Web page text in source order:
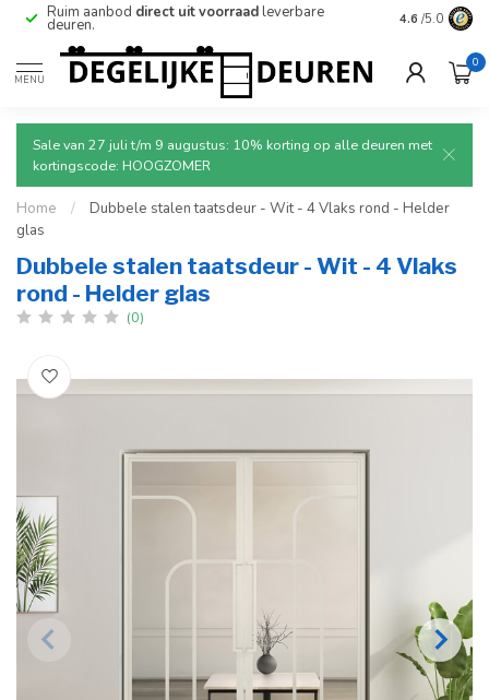
Ruim aanbod direct uit voorraadleverbare
deuren. Betrouwbare
4.6 /5.0
MENU
0
Sale van 27 juli t/m 9 augustus: 10% korting op alle deuren met
kortingscode: HOOGZOMER
Home /
Dubbele stalen taatsdeur - Wit - 4 Vlaks rond - Helder
glas
Dubbele stalen taatsdeur - Wit - 4 Vlaks
rond - Helder glas
(0)